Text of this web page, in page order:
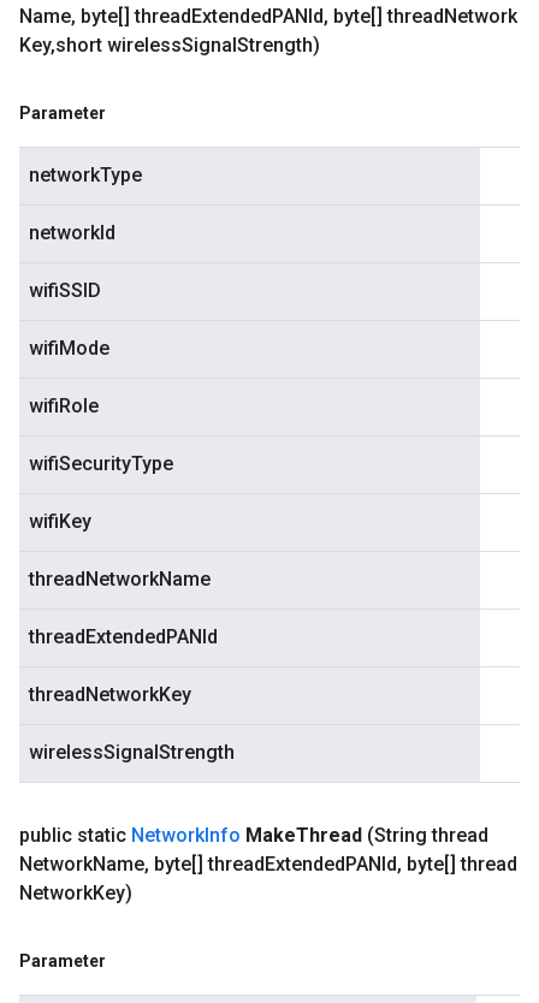
Name, byte[] threadExtendedPANId, byte[] threadNetwork
Key,short wirelessSignalStrength)
Parameter
networkType
networkId
wifiSSID
wifiMode
wifiRole
wifiSecurityType
wifiKey
threadNetworkName
threadExtendedPANId
threadNetworkKey
wirelessSignalStrength
public static NetworkInfo MakeThread (String thread
NetworkName, byte[] threadExtendedPANId, byte[] thread
NetworkKey)
Parameter